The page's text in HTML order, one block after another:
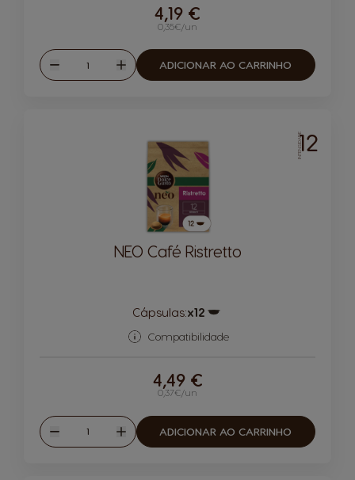
0,35€/un
4,19 €
Reduzir
Quantidade
Aumentar
ADICIONAR AO CARRINHO
INTENSIDADE12
NEO Café Ristretto
Cápsulas:x12
Compatibilidade
0,37€/un
4,49 €
Reduzir
Quantidade
Aumentar
ADICIONAR AO CARRINHO